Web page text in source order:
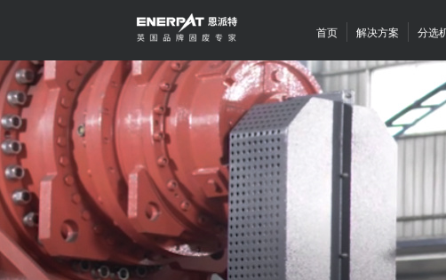
首页 解决方案 分选